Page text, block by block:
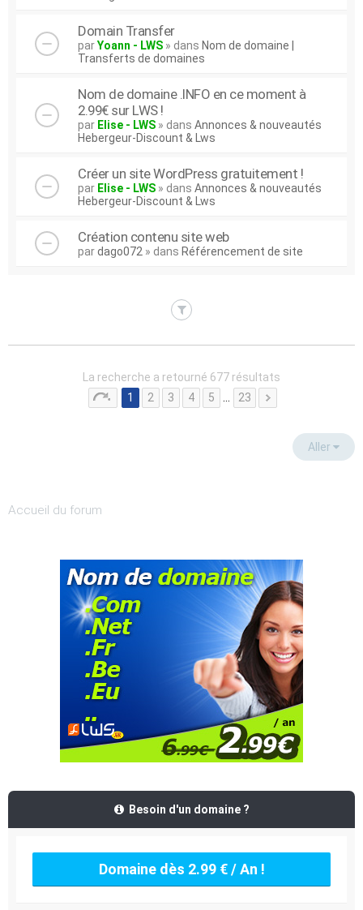
Domain Transfer
parYoann - LWS » dans Nom de domaine |
Transferts de domaines
Nom de domaine .INFO en ce moment à
2.99€ sur LWS !
par Elise - LWS » dans Annonces & nouveautés
Hebergeur-Discount & Lws
Créer un site WordPress gratuitement !
par Elise - LWS » dans Annonces & nouveautés
Hebergeur-Discount & Lws
Création contenu site web
pardago072 » dans Référencement de site
La recherche a retourné 677 résultats
1
2 3 4 5 23
Aller
Accueil du forum
Besoin d'un domaine ?
Domaine dès 2.99 € / An !